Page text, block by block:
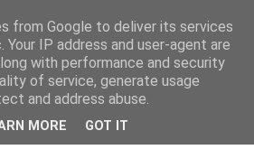
from Google to deliver its services
IP address and user-agent are
with performance and security
of service, generate usage
and address abuse.
MORE GOT IT